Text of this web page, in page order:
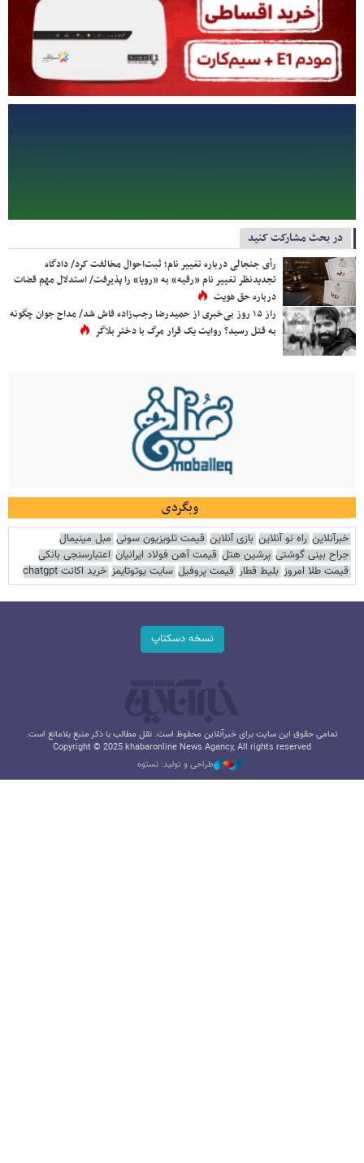
در بحث مشارکت کنید
رأی جنجالی درباره تغییر نام؛ ثبت‌احوال مخالفت کرد/ دادگاه
تجدیدنظر تغییر نام «رقیه» به «رویا» را پذیرفت/ استدلال مهم قضات
درباره حق هویت
راز ۱۵ روز بی‌خبری از حمیدرضا رجب‌زاده فاش شد/ مداح جوان چگونه
به قتل رسید؟ روایت یک قرار مرگ با دختر بلاگر
وبگردی
خبرآنلاین راه نو آنلاین بازی آنلاین قیمت تلویزیون سونی مبل مینیمال
جراح بینی گوشتی پرشین هتل قیمت آهن فولاد ایرانیان اعتبارسنجی بانکی
قیمت طلا امروز بلیط قطار قیمت پروفیل سایت یوتوتایمز خرید اکانت chatgpt
نسخه دسکتاپ
تمامی حقوق این سایت برای خبرآنلاین محفوظ است. نقل مطالب با ذکر منبع بلامانع است.
Copyright © 2025 khabaronline News Agancy, All rights reserved
طراحی و تولید: نستوه